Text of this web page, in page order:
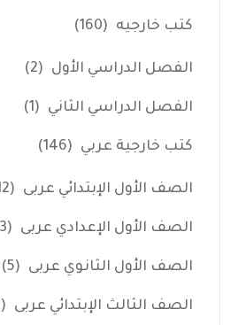
كتب خارجيه (160)
الفصل الدراسي الأول (2)
الفصل الدراسي الثاني (1)
كتب خارجية عربي (146)
الصف الأول الإبتدائي عربى (12)
الصف الأول الإعدادي عربى (13)
الصف الأول الثانوي عربى (5)
الصف الثالث الإبتدائي عربى (9)